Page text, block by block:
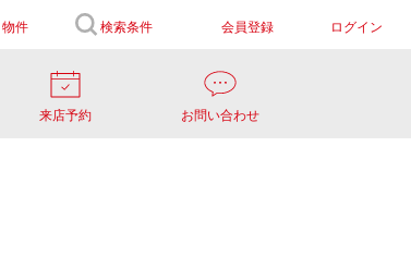
物件 検索条件 会員登録 ログイン
来店予約 お問い合わせ